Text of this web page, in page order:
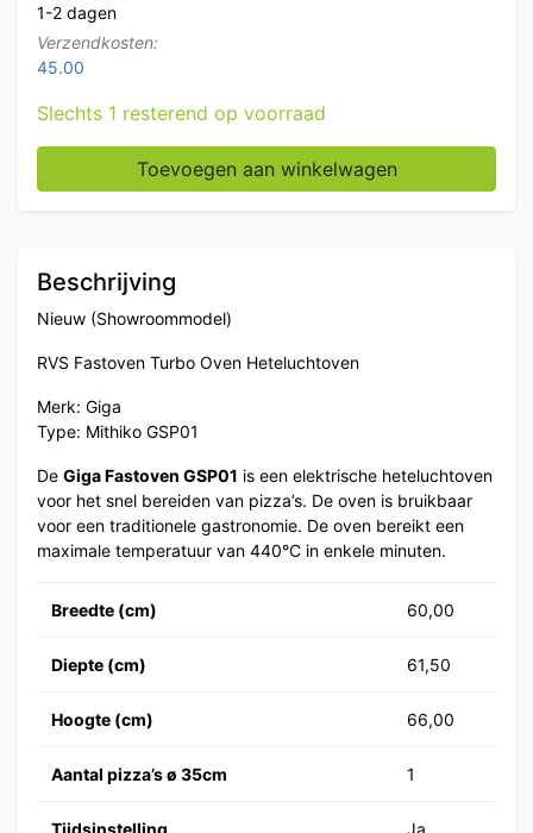
1-2 dagen
Verzendkosten:
45.00
Slechts 1 resterend op voorraad
RVS Giga Fastoven Oven Heteluchtoven GSP01 230V
Toevoegen aan winkelwagen
Beschrijving
Nieuw (Showroommodel)
RVS Fastoven Turbo Oven Heteluchtoven
Merk: Giga
Type: Mithiko GSP01
De Giga Fastoven GSP01 is een elektrische heteluchtoven
voor het snel bereiden van pizza’s. De oven is bruikbaar
voor een traditionele gastronomie. De oven bereikt een
maximale temperatuur van 440°C in enkele minuten.
Breedte (cm) 60,00
Diepte (cm) 61,50
Hoogte (cm) 66,00
Aantal pizza’s ø 35cm 1
Tijdsinstelling Ja